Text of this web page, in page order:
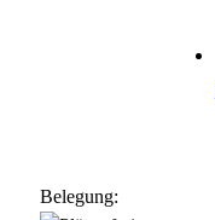
Belegung: